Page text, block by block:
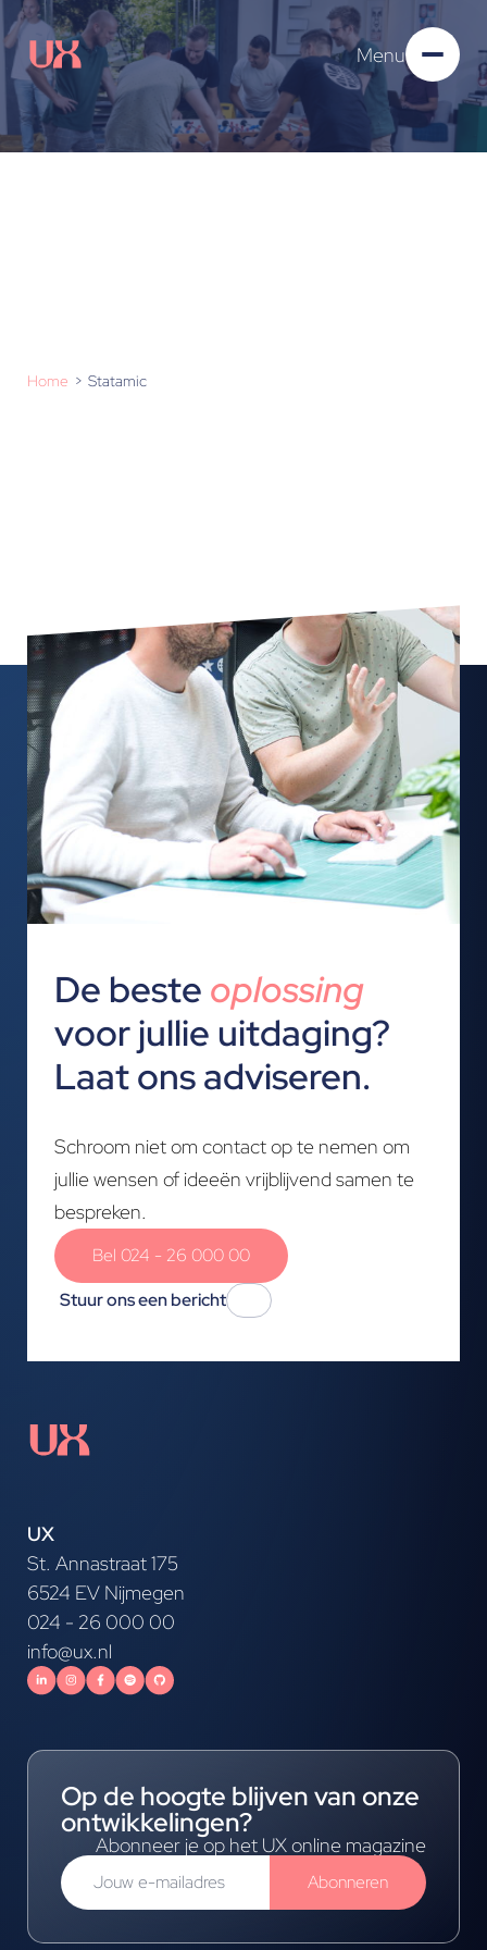
Menu
Home Statamic
De beste oplossing
voor jullie uitdaging?
Laat ons adviseren.
Schroom niet om contact op te nemen om
jullie wensen of ideeën vrijblijvend samen te
bespreken.
Bel 024 - 26 000 00
Stuur ons een bericht
UX
St. Annastraat 175
6524 EV Nijmegen
024 - 26 000 00
info@ux.nl
Op de hoogte blijven van onze
ontwikkelingen?
Abonneer je op het UX online magazine
Abonneren